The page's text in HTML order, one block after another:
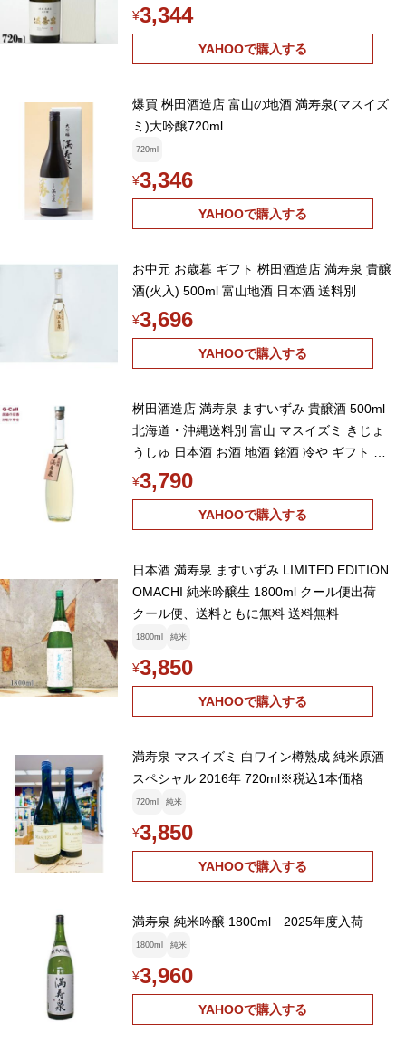
¥3,344
YAHOOで購入する
爆買 桝田酒造店 富山の地酒 満寿泉(マスイズ
ミ)大吟醸720ml
720ml
¥3,346
YAHOOで購入する
お中元 お歳暮 ギフト 桝田酒造店 満寿泉 貴醸
酒(火入) 500ml 富山地酒 日本酒 送料別
¥3,696
YAHOOで購入する
桝田酒造店 満寿泉 ますいずみ 貴醸酒 500ml
北海道・沖縄送料別 富山 マスイズミ きじょ
うしゅ 日本酒 お酒 地酒 銘酒 冷や ギフト 贈
り物 プレゼント
¥3,790
YAHOOで購入する
日本酒 満寿泉 ますいずみ LIMITED EDITION
OMACHI 純米吟醸生 1800ml クール便出荷
クール便、送料ともに無料 送料無料
1800ml 純米
¥3,850
YAHOOで購入する
満寿泉 マスイズミ 白ワイン樽熟成 純米原酒
スペシャル 2016年 720ml※税込1本価格
720ml 純米
¥3,850
YAHOOで購入する
満寿泉 純米吟醸 1800ml 2025年度入荷
1800ml 純米
¥3,960
YAHOOで購入する